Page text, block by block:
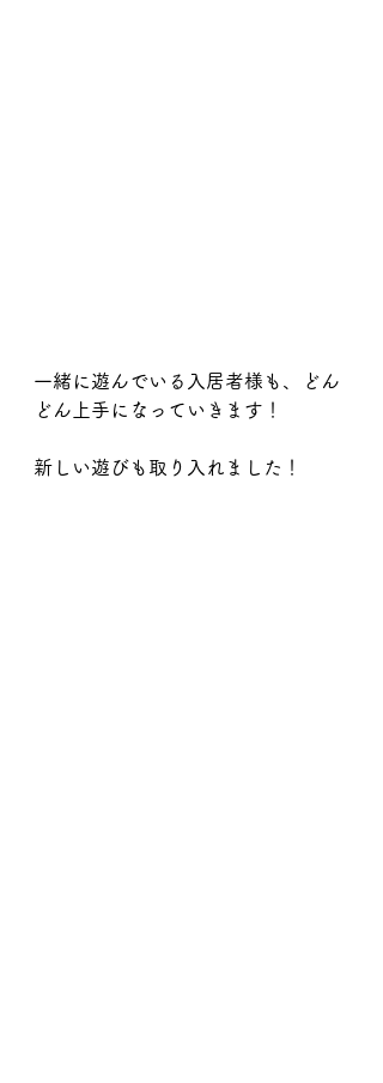
一緒に遊んでいる入居者様も、どん
どん上手になっていきます！
新しい遊びも取り入れました！